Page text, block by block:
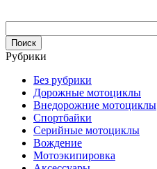
Рубрики
Без рубрики
Дорожные мотоциклы
Внедорожние мотоциклы
Спортбайки
Серийные мотоциклы
Вождение
Мотоэкипировка